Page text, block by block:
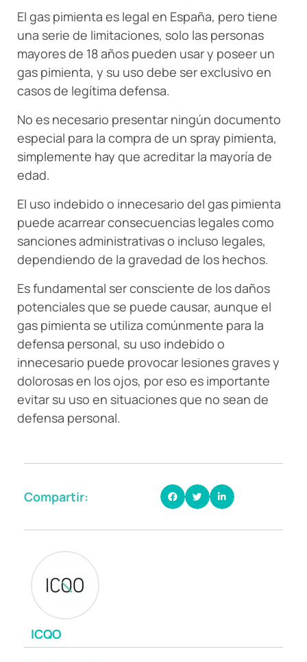
El gas pimienta es legal en España, pero tiene
una serie de limitaciones, solo las personas
mayores de 18 años pueden usar y poseer un
gas pimienta, y su uso debe ser exclusivo en
casos de legítima defensa.
No es necesario presentar ningún documento
especial para la compra de un spray pimienta,
simplemente hay que acreditar la mayoría de
edad.
El uso indebido o innecesario del gas pimienta
puede acarrear consecuencias legales como
sanciones administrativas o incluso legales,
dependiendo de la gravedad de los hechos.
Es fundamental ser consciente de los daños
potenciales que se puede causar, aunque el
gas pimienta se utiliza comúnmente para la
defensa personal, su uso indebido o
innecesario puede provocar lesiones graves y
dolorosas en los ojos, por eso es importante
evitar su uso en situaciones que no sean de
defensa personal.
Compartir:
ICQO